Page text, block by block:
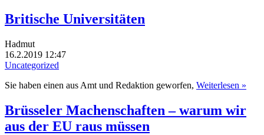
Britische Universitäten
Hadmut
16.2.2019 12:47
Uncategorized
Sie haben einen aus Amt und Redaktion geworfen, Weiterlesen »
Brüsseler Machenschaften – warum wir
aus der EU raus müssen